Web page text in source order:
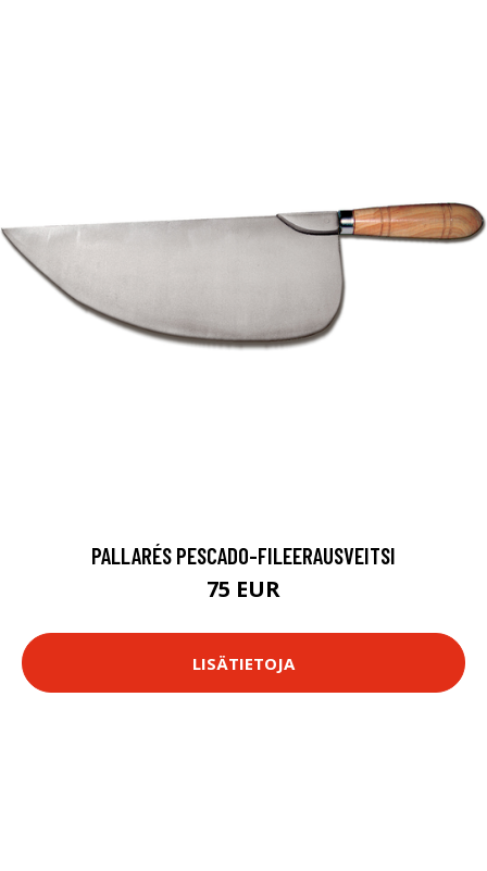
PALLARÉS PESCADO-FILEERAUSVEITSI
75 EUR
LISÄTIETOJA